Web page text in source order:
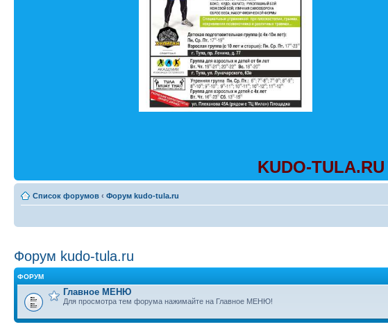
KUDO-TULA.RU
Список форумов ‹ Форум kudo-tula.ru
Форум kudo-tula.ru
ФОРУМ
Главное МЕНЮ
Для просмотра тем форума нажимайте на Главное МЕНЮ!